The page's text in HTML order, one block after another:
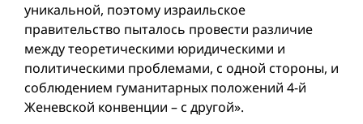
уникальной, поэтому израильское
правительство пыталось провести различие
между теоретическими юридическими и
политическими проблемами, с одной стороны, и
соблюдением гуманитарных положений 4-й
Женевской конвенции – с другой».